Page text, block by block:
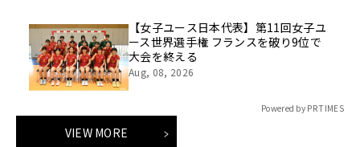
【女子ユース日本代表】第11回女子ユ
ース世界選手権 フランスを破り9位で
大会を終える
Aug, 08, 2026
Powered by PR TIMES
VIEW MORE